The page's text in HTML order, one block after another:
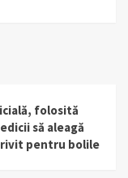
folosită
să aleagă
pentru bolile